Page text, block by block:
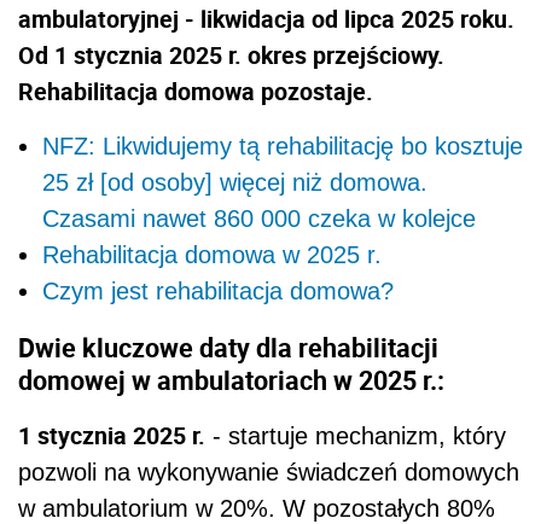
ambulatoryjnej - likwidacja od lipca 2025 roku.
Od 1 stycznia 2025 r. okres przejściowy.
Rehabilitacja domowa pozostaje.
NFZ: Likwidujemy tą rehabilitację bo kosztuje
25 zł [od osoby] więcej niż domowa.
Czasami nawet 860 000 czeka w kolejce
Rehabilitacja domowa w 2025 r.
Czym jest rehabilitacja domowa?
Dwie kluczowe daty dla rehabilitacji
domowej w ambulatoriach w 2025 r.:
1 stycznia 2025 r. - startuje mechanizm, który
pozwoli na wykonywanie świadczeń domowych
w ambulatorium w 20%. W pozostałych 80%